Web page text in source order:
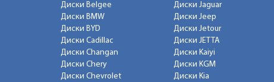
Диски Belgee
Диски BMW
Диски BYD
Диски Cadillac
Диски Changan
Диски Chery
Диски Chevrolet
Диски Jaguar
Диски Jeep
Диски Jetour
Диски JETTA
Диски Kaiyi
Диски KGM
Диски Kia